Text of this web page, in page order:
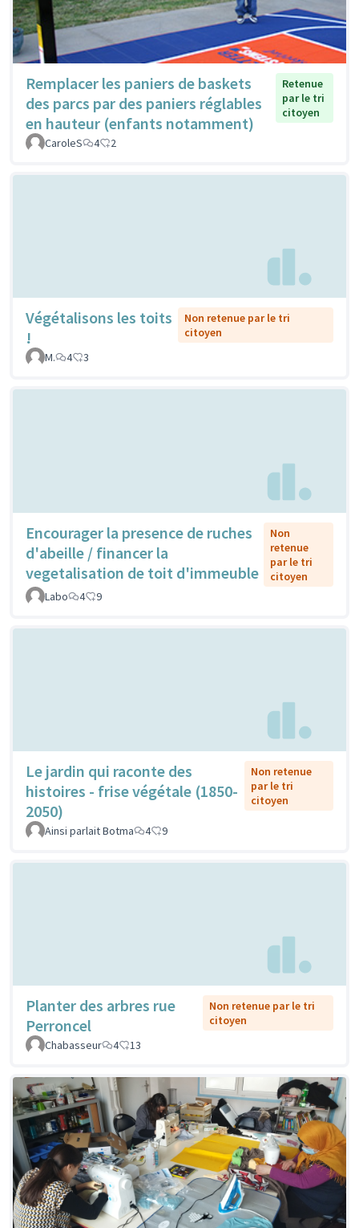
Remplacer les paniers de baskets
des parcs par des paniers réglables
en hauteur (enfants notamment)
Retenue
par le tri
citoyen
CaroleS 4 2
Végétalisons les toits
!
Non retenue par le tri
citoyen
M.
4 3
Encourager la presence de ruches
d'abeille / financer la
vegetalisation de toit d'immeuble
Non
retenue
par le tri
citoyen
Labo
4 9
Le jardin qui raconte des
histoires - frise végétale (1850-
2050)
Non retenue
par le tri
citoyen
Ainsi parlait Botma 4 9
Planter des arbres rue
Perroncel
Non retenue par le tri
citoyen
Chabasseur
4 13